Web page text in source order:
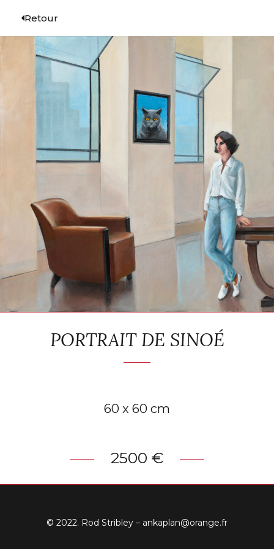
Retour
PORTRAIT DE SINOÉ
60 x 60 cm
2500 €
© 2022. Rod Stribley – ankaplan@orange.fr